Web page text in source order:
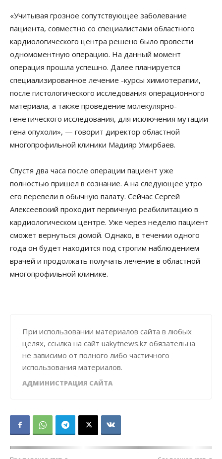
«Учитывая грозное сопутствующее заболевание
пациента, совместно со специалистами областного
кардиологического центра решено было провести
одномоментную операцию. На данный момент
операция прошла успешно. Далее планируется
специализированное лечение -курсы химиотерапии,
после гистологического исследования операционного
материала, а также проведение молекулярно-
генетического исследования, для исключения мутации
гена опухоли», — говорит директор областной
многопрофильной клиники Мадияр Умирбаев.
Спустя два часа после операции пациент уже
полностью пришел в сознание. А на следующее утро
его перевели в обычную палату. Сейчас Сергей
Алексеевский проходит первичную реабилитацию в
кардиологическом центре. Уже через неделю пациент
сможет вернуться домой. Однако, в течении одного
года он будет находится под строгим наблюдением
врачей и продолжать получать лечение в областной
многопрофильной клинике.
При использовании материалов сайта в любых
целях, ссылка на сайт uakytnews.kz обязательна
не зависимо от полного либо частичного
использования материалов.
АДМИНИСТРАЦИЯ САЙТА